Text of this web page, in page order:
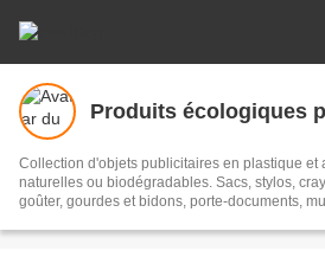
Produits écologiques
Collection d'objets publicitaires en plastique et
naturelles ou biodégradables. Sacs, stylos,
goûter, gourdes et bidons, porte-documents,